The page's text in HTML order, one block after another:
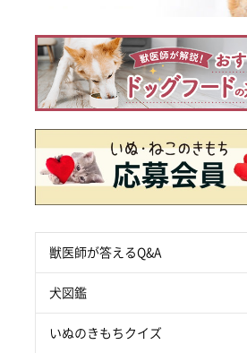
獣医師が答えるQ&A
犬図鑑
いぬのきもちクイズ